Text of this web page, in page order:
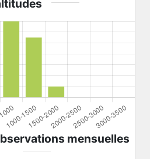
mensuelles